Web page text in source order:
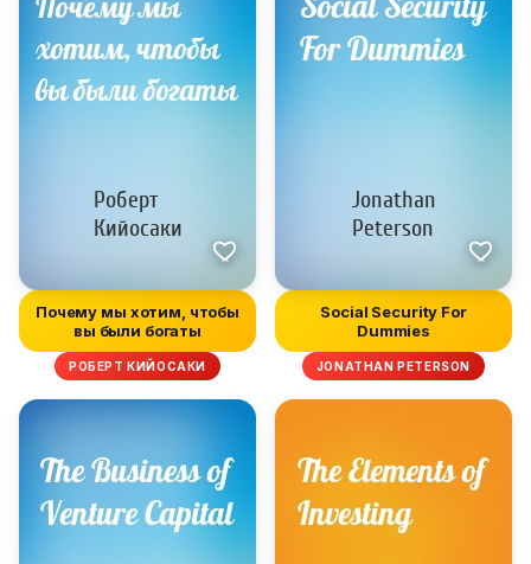
Почему мы хотим, чтобы
вы были богаты
РОБЕРТ КИЙОСАКИ
Social Security For
Dummies
JONATHAN PETERSON